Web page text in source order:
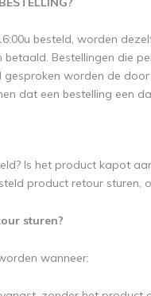
besteld, worden
betaald. Bestellingen die
gesproken worden de
dat een bestelling een
Is het product kapot
product retour sturen,
sturen?
wanneer: